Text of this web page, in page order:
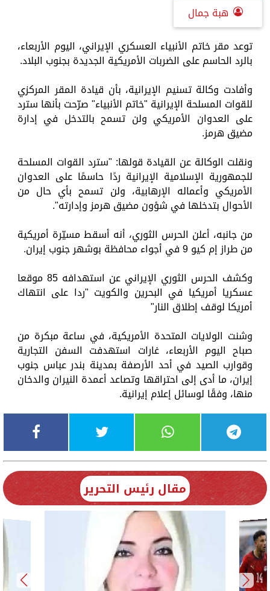
هبة جمال
توعد مقر خاتم الأنبياء العسكري الإيراني، اليوم الأربعاء،
بالرد الحاسم على الضربات الأمريكية الجديدة بجنوب البلاد.
وأفادت وكالة تسنيم الإيرانية، بأن قيادة المقر المركزي
للقوات المسلحة الإيرانية "خاتم الأنبياء" صرّحت بأنها سترد
على العدوان الأمريكي ولن تسمح بالتدخل في إدارة
مضيق هرمز.
ونقلت الوكالة عن القيادة قولها: "سترد القوات المسلحة
للجمهورية الإسلامية الإيرانية ردًا حاسمًا على العدوان
الأمريكي وأعماله الإرهابية، ولن تسمح بأي حال من
الأحوال بتدخلها في شؤون مضيق هرمز وإدارته".
من جانبه، أعلن الحرس الثوري، أنه أسقط مسيّرة أمريكية
من طراز إم كيو 9 في أجواء محافظة بوشهر جنوب إيران.
وكشف الحرس الثوري الإيراني عن استهدافه 85 موقعا
عسكريا أمريكيا في البحرين والكويت "ردا على انتهاك
أمريكا لوقف إطلاق النار"
وشنت الولايات المتحدة الأمريكية، في ساعة مبكرة من
صباح اليوم الأربعاء، غارات استهدفت السفن التجارية
وقوارب الصيد في أحد الأرصفة بمدينة بندر عباس جنوب
إيران، ما أدى إلى احتراقها وتصاعد أعمدة النيران والدخان
منها، وفقًا لوسائل إعلام إيرانية.
مقال رئيس التحرير